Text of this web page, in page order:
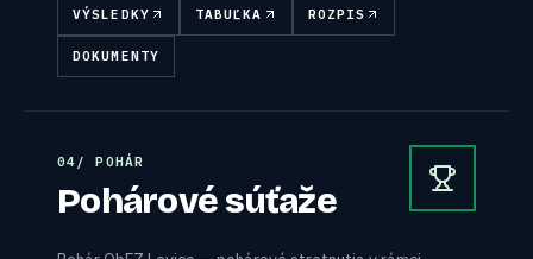
VÝSLEDKY TABUĽKA ROZPIS
DOKUMENTY
04 /POHÁR
Pohárové súťaže